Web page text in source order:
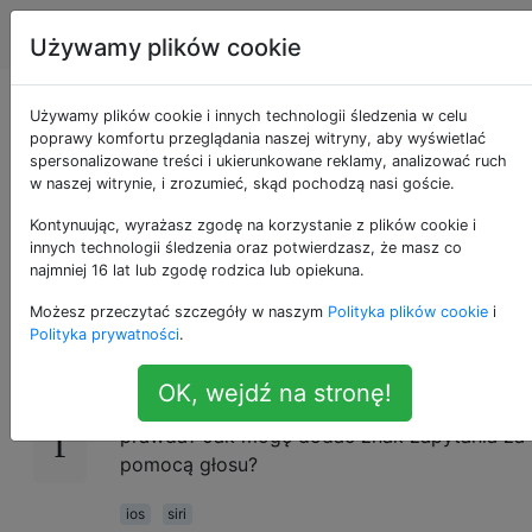
Apple Tagi
Czy istnieje sposób
użycia interpunkcji w
dyktandzie Siri?
16
Czy istnieje sposób użycia interpunkcji w
Siri, żeby napisał do kogoś „chce się spotkać
na obiedzie?” - nie będzie śledził przegięcia,
prawda? Jak mogę dodać znak zapytania za
pomocą głosu?
ios
siri
Używamy plików cookie
Używamy plików cookie i innych technologii śledzenia w celu
poprawy komfortu przeglądania naszej witryny, aby wyświetlać
spersonalizowane treści i ukierunkowane reklamy, analizować ruch
w naszej witrynie, i zrozumieć, skąd pochodzą nasi goście.
Kontynuując, wyrażasz zgodę na korzystanie z plików cookie i
innych technologii śledzenia oraz potwierdzasz, że masz co
najmniej 16 lat lub zgodę rodzica lub opiekuna.
Możesz przeczytać szczegóły w naszym Polityka plików cookie i
Polityka prywatności.
OK, wejdź na stronę!